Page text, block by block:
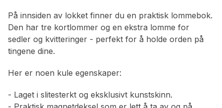
På innsiden av lokket finner du en praktisk lommebok.
Den har tre kortlommer og en ekstra lomme for
sedler og kvitteringer - perfekt for å holde orden på
tingene dine.
Her er noen kule egenskaper:
- Laget i slitesterkt og eksklusivt kunstskinn.